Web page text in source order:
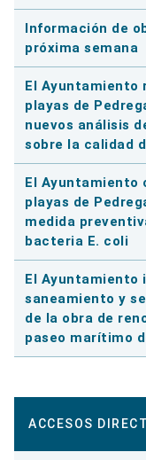
Información de
próxima semana
El Ayuntamiento
playas de
nuevos análisis
sobre la calidad
El Ayuntamiento
playas de
medida
bacteria E. coli
El Ayuntamiento
saneamiento y
de la obra de
paseo marítimo
ACCESOS